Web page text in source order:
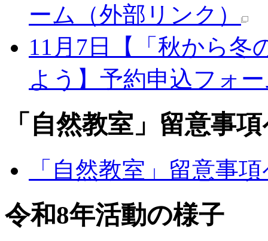
ーム （外部リンク）
11月7日【「秋から冬
よう】予約申込フォ
「自然教室」留意事
「自然教室」留意事
令和8年活動の様子